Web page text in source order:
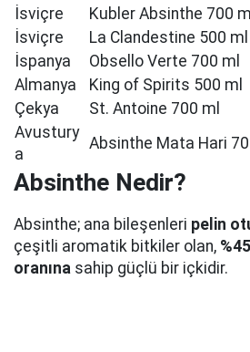
İsviçre
Kubler Absinthe 700 ml
İsviçre
La Clandestine 500 ml
İspanya
Obsello Verte 700 ml
Almanya
King of Spirits 500 ml
Çekya
St. Antoine 700 ml
Avustury
a
Absinthe Mata Hari
Absinthe Nedir?
Absinthe; ana bileşenleri pelin
çeşitli aromatik bitkiler olan,
oranına sahip güçlü bir içkidir.